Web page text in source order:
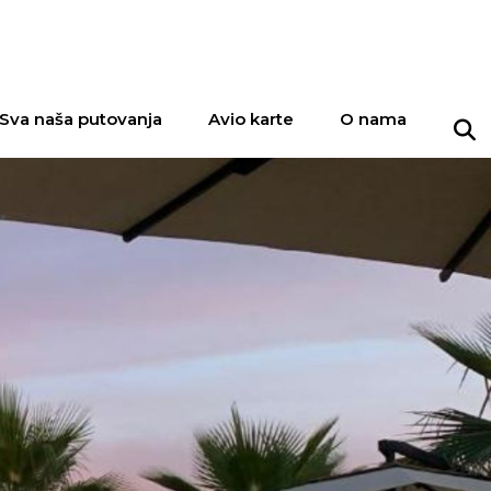
Sva naša putovanja Avio karte O nama